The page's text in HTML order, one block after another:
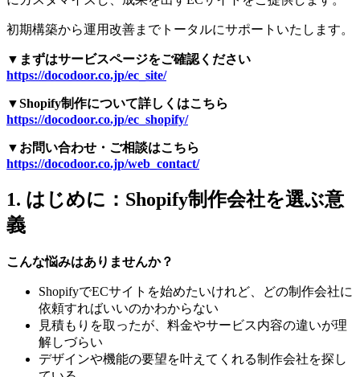
初期構築から運用改善までトータルにサポートいたします。
▼まずはサービスページをご確認ください
https://docodoor.co.jp/ec_site/
▼Shopify制作について詳しくはこちら
https://docodoor.co.jp/ec_shopify/
▼お問い合わせ・ご相談はこちら
https://docodoor.co.jp/web_contact/
1. はじめに：Shopify制作会社を選ぶ意
義
こんな悩みはありませんか？
ShopifyでECサイトを始めたいけれど、どの制作会社に
依頼すればいいのかわからない
見積もりを取ったが、料金やサービス内容の違いが理
解しづらい
デザインや機能の要望を叶えてくれる制作会社を探し